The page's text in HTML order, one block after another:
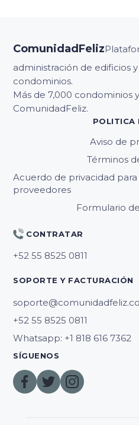
ComunidadFeliz
administración de edificios y
condominios.
Más de 7,000 condominios
ComunidadFeliz.
POLITICA
Aviso de
Términos
Acuerdo de privacidad
proveedores
Formulario
CONTRATAR
SOPORTE Y FACTURACIÓN
Whatsapp: +1 818 616 7362
SÍGUENOS